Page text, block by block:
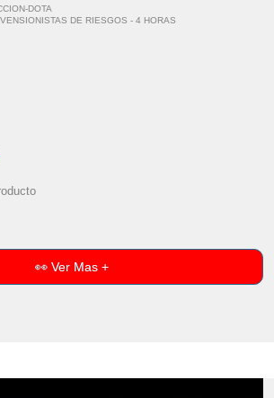
DOTA
DE RIESGOS - 4 HORAS
👀 Ver Mas +